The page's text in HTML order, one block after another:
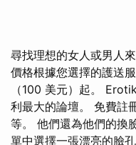
尋找理想的女人或男人
價格根據您選擇的護送
（100 美元）起。
利最大的論壇。 免費註
等。 他們還為他們的換
單中選擇一張漂亮的臉